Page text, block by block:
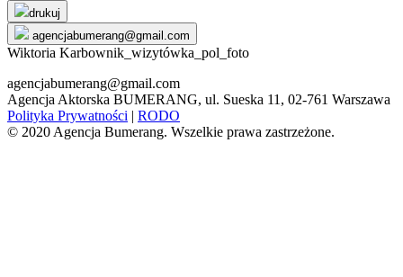
drukuj
agencjabumerang@gmail.com
Wiktoria Karbownik_wizytówka_pol_foto
agencjabumerang@gmail.com
Agencja Aktorska BUMERANG, ul. Sueska 11, 02-761 Warszawa
Polityka Prywatności | RODO
© 2020 Agencja Bumerang. Wszelkie prawa zastrzeżone.